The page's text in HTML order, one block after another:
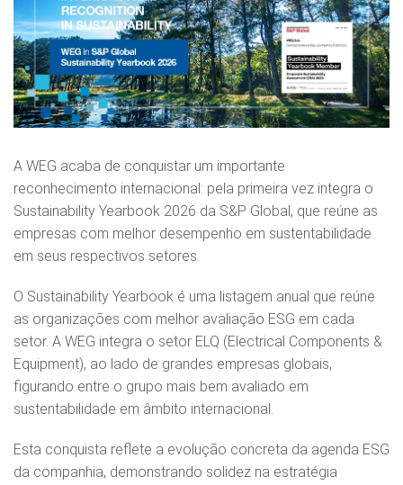
A WEG acaba de conquistar um importante
reconhecimento internacional: pela primeira vez integra o
Sustainability Yearbook 2026 da S&P Global, que reúne as
empresas com melhor desempenho em sustentabilidade
em seus respectivos setores.
O Sustainability Yearbook é uma listagem anual que reúne
as organizações com melhor avaliação ESG em cada
setor. A WEG integra o setor ELQ (Electrical Components &
Equipment), ao lado de grandes empresas globais,
figurando entre o grupo mais bem avaliado em
sustentabilidade em âmbito internacional.
Esta conquista reflete a evolução concreta da agenda ESG
da companhia, demonstrando solidez na estratégia